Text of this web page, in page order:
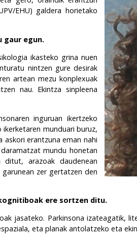
EHU) galdera horietako
gaur egun.
ikasteko grina nuen
nintzen gure desirak
artean mezu konplexuak
nau. Ekintza sinpleena
inguruan ikertzeko
munduari buruz,
askori erantzuna eman nahi
mundu honetan
arazoak daudenean
zer gertatzen den
ere sortzen ditu.
jasateko. Parkinsona izateagatik,
eta planak antolatzeko eta